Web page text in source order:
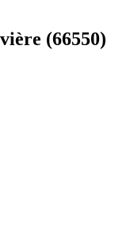
(66550)